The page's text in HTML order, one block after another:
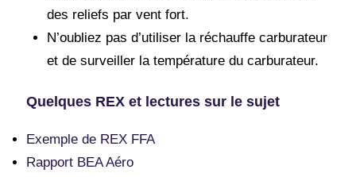
des reliefs par vent fort.
N’oubliez pas d’utiliser la réchauffe carburateur
et de surveiller la température du carburateur.
Quelques REX et lectures sur le sujet
Exemple de REX FFA
Rapport BEA Aéro